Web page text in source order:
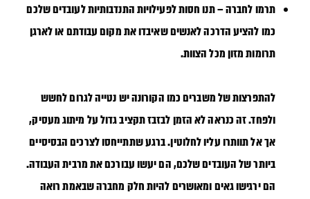
תרמו לחברה– תנו חסות לפעילויות התנדבותיות לעובדים שלכם
כמו להציע הדרכה לאנשים שאיבדו את מקום עבודתם או לארגן
תרומות מזון מכל הצוות.
להתפרצות של משברים כמו הקורונה יש נטייה לגרום לחשש
ולפחד. זה כנראה לא הזמן לבזבז תקציב גדול על מיתוג מעסיק,
אך אל תוותרו עליו לחלוטין. ברגע שתתייחסו לצרכים הבסיסיים
ביותר של העובדים שלכם, הם יעשו עבורכם את מרבית העבודה.
הם ירגישו גאים ומאושרים להיות חלק מחברה שבאמת רואה